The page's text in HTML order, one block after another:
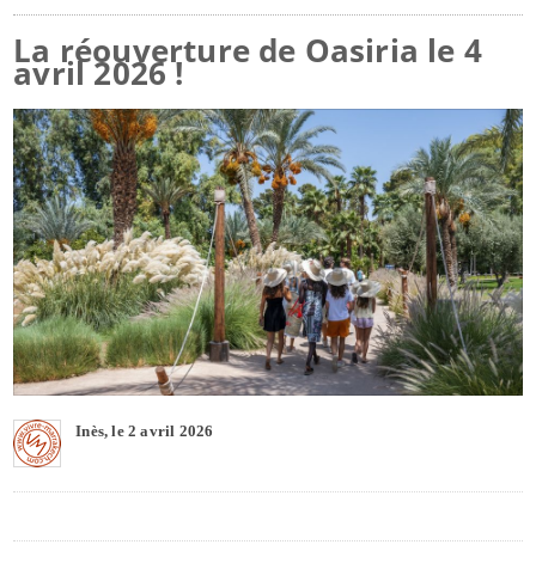
La réouverture de Oasiria le 4
avril 2026 !
Inès, le 2 avril 2026